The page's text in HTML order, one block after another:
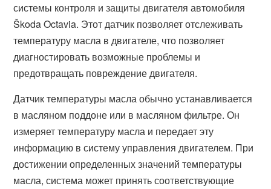
системы контроля и защиты двигателя автомобиля
Škoda Octavia. Этот датчик позволяет отслеживать
температуру масла в двигателе, что позволяет
диагностировать возможные проблемы и
предотвращать повреждение двигателя.
Датчик температуры масла обычно устанавливается
в масляном поддоне или в масляном фильтре. Он
измеряет температуру масла и передает эту
информацию в систему управления двигателем. При
достижении определенных значений температуры
масла, система может принять соответствующие